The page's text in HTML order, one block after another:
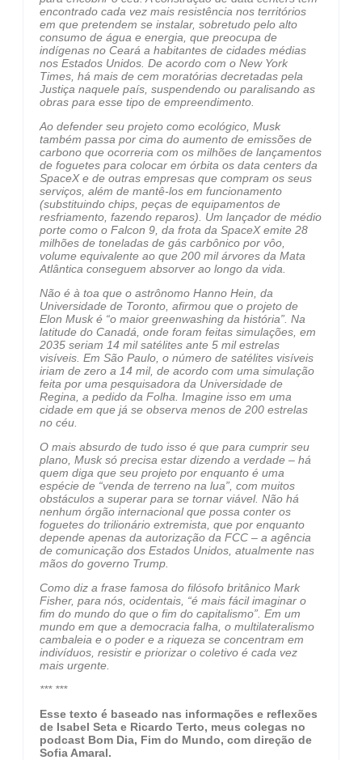
encontrado cada vez mais resistência nos territórios
em que pretendem se instalar, sobretudo pelo alto
consumo de água e energia, que preocupa de
indígenas no Ceará a habitantes de cidades médias
nos Estados Unidos. De acordo com o New York
Times, há mais de cem moratórias decretadas pela
Justiça naquele país, suspendendo ou paralisando as
obras para esse tipo de empreendimento.
Ao defender seu projeto como ecológico, Musk
também passa por cima do aumento de emissões de
carbono que ocorreria com os milhões de lançamentos
de foguetes para colocar em órbita os data centers da
SpaceX e de outras empresas que compram os seus
serviços, além de mantê-los em funcionamento
(substituindo chips, peças de equipamentos de
resfriamento, fazendo reparos). Um lançador de médio
porte como o Falcon 9, da frota da SpaceX emite 28
milhões de toneladas de gás carbônico por vôo,
volume equivalente ao que 200 mil árvores da Mata
Atlântica conseguem absorver ao longo da vida.
Não é à toa que o astrônomo Hanno Hein, da
Universidade de Toronto, afirmou que o projeto de
Elon Musk é “o maior greenwashing da história”. Na
latitude do Canadá, onde foram feitas simulações, em
2035 seriam 14 mil satélites ante 5 mil estrelas
visíveis. Em São Paulo, o número de satélites visíveis
iriam de zero a 14 mil, de acordo com uma simulação
feita por uma pesquisadora da Universidade de
Regina, a pedido da Folha. Imagine isso em uma
cidade em que já se observa menos de 200 estrelas
no céu.
O mais absurdo de tudo isso é que para cumprir seu
plano, Musk só precisa estar dizendo a verdade – há
quem diga que seu projeto por enquanto é uma
espécie de “venda de terreno na lua”, com muitos
obstáculos a superar para se tornar viável. Não há
nenhum órgão internacional que possa conter os
foguetes do trilionário extremista, que por enquanto
depende apenas da autorização da FCC – a agência
de comunicação dos Estados Unidos, atualmente nas
mãos do governo Trump.
Como diz a frase famosa do filósofo britânico Mark
Fisher, para nós, ocidentais, “é mais fácil imaginar o
fim do mundo do que o fim do capitalismo”. Em um
mundo em que a democracia falha, o multilateralismo
cambaleia e o poder e a riqueza se concentram em
indivíduos, resistir e priorizar o coletivo é cada vez
mais urgente.
*** ***
Esse texto é baseado nas informações e reflexões
de Isabel Seta e Ricardo Terto, meus colegas no
podcast Bom Dia, Fim do Mundo, com direção de
Sofia Amaral.